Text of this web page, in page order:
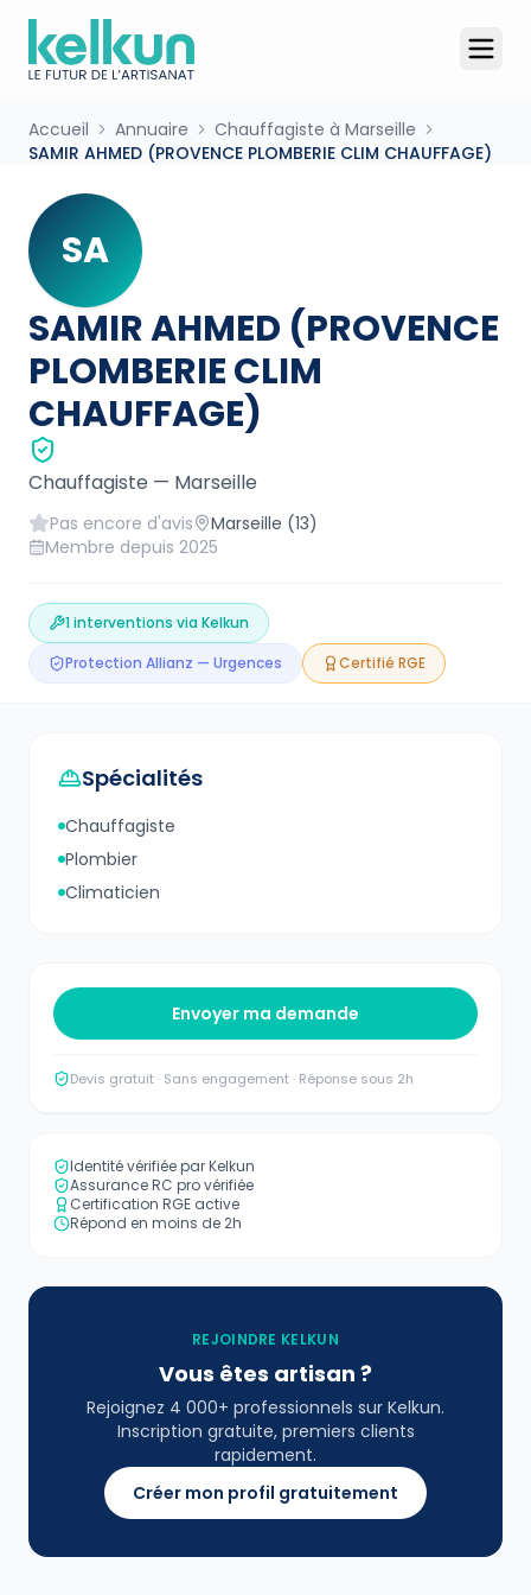
Accueil Annuaire
Chauffagiste à Marseille
SAMIR AHMED (PROVENCE PLOMBERIE CLIM CHAUFFAGE)
SA
SAMIR AHMED (PROVENCE
PLOMBERIE CLIM
CHAUFFAGE)
Chauffagiste — Marseille
Pas encore d'avis Marseille (13)
Membre depuis 2025
1interventions via Kelkun
Protection Allianz — Urgences
Certifié RGE
Spécialités
Chauffagiste
Plombier
Climaticien
Envoyer ma demande
Devis gratuit · Sans engagement · Réponse sous 2h
Identité vérifiée par Kelkun
Assurance RC pro vérifiée
Certification RGE active
Répond en moins de 2h
REJOINDRE KELKUN
Vous êtes artisan ?
Rejoignez 4 000+ professionnels sur Kelkun.
Inscription gratuite, premiers clients
rapidement.
Créer mon profil gratuitement